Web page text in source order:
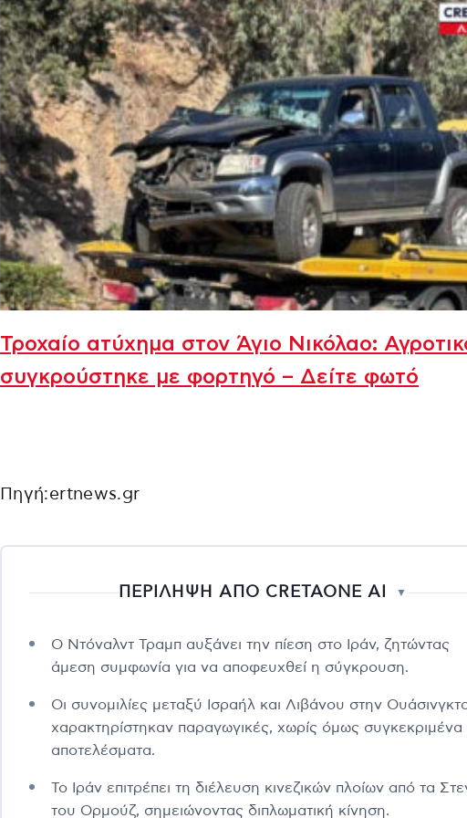
Τροχαίο ατύχημα στον Άγιο Νικόλαο:
συγκρούστηκε με φορτηγό – Δείτε φωτό
Πηγή:ertnews.gr
ΠΕΡΙΛΗΨΗ ΑΠΟ CRETAONE AI ▼
Ο Ντόναλντ Τραμπ αυξάνει την πίεση στο Ιράν, ζητώντας
άμεση συμφωνία για να αποφευχθεί η σύγκρουση.
Οι συνομιλίες μεταξύ Ισραήλ και Λιβάνου στην
χαρακτηρίστηκαν παραγωγικές, χωρίς όμως συγκεκριμένα
αποτελέσματα.
Το Ιράν επιτρέπει τη διέλευση κινεζικών πλοίων από τα
του Ορμούζ, σημειώνοντας διπλωματική κίνηση.